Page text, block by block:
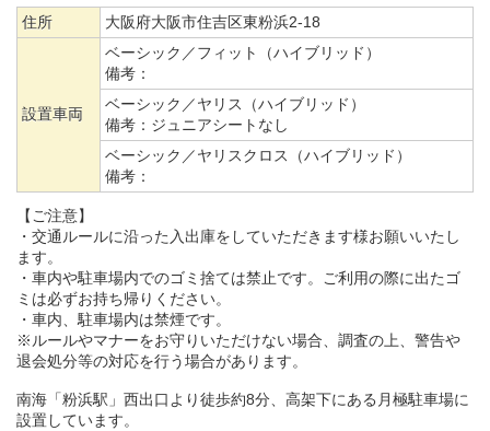
住所 大阪府大阪市住吉区東粉浜2-18
設置車両
ベーシック／フィット（ハイブリッド）
備考：
ベーシック／ヤリス（ハイブリッド）
備考： ジュニアシートなし
ベーシック／ヤリスクロス（ハイブリッド）
備考：
【ご注意】
・交通ルールに沿った入出庫をしていただきます様お願いいたし
ます。
・車内や駐車場内でのゴミ捨ては禁止です。ご利用の際に出たゴ
ミは必ずお持ち帰りください。
・車内、駐車場内は禁煙です。
※ルールやマナーをお守りいただけない場合、調査の上、警告や
退会処分等の対応を行う場合があります。
南海「粉浜駅」西出口より徒歩約8分、高架下にある月極駐車場に
設置しています。